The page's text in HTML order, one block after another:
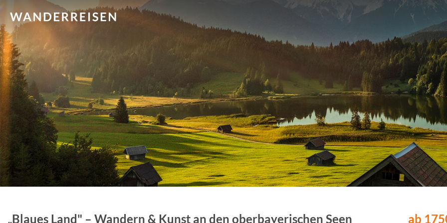
„Blaues Land" – Wandern & Kunst an den oberbayerischen Seen ab